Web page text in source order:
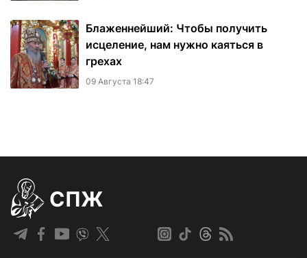
Блаженнейший: Чтобы получить
исцеление, нам нужно каяться в
грехах
09 Августа 18:47
СПЖ